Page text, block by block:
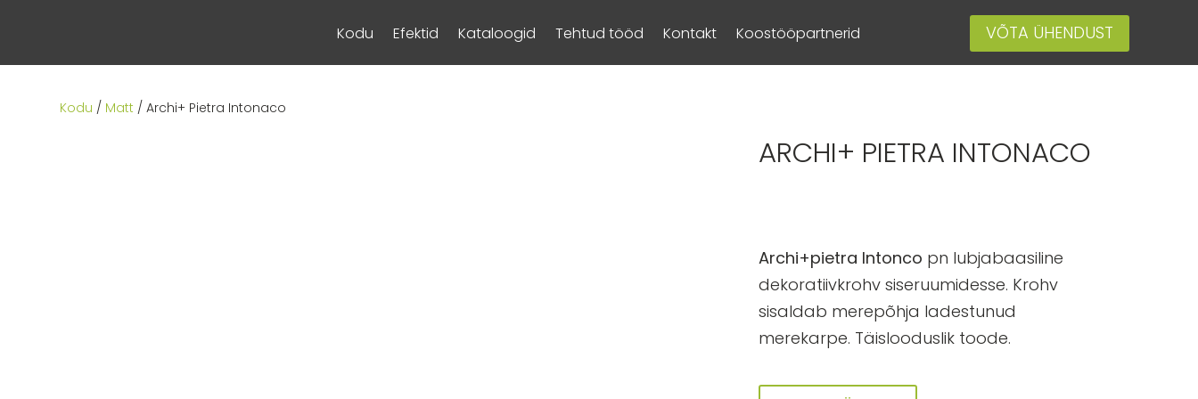
Kodu Efektid Kataloogid Tehtud tööd Kontakt Koostööpartnerid VÕTA ÜHENDUST
Kodu / Matt / Archi+ Pietra Intonaco
ARCHI+ PIETRA INTONACO
Archi+pietra Intonco pn lubjabaasiline
dekoratiivkrohv siseruumidesse. Krohv
sisaldab merepõhja ladestunud
merekarpe. Täislooduslik toode.